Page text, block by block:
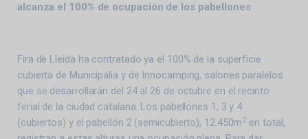
alcanza el 100% de ocupación de los pabellones
Fira de Lleida ha contratado ya el 100% de la superficie
cubierta de Municipalia y de Innocamping, salones paralelos
que se desarrollarán del 24 al 26 de octubre en el recinto
ferial de la ciudad catalana. Los pabellones 1, 3 y 4
(cubiertos) y el pabellón 2 (semicubierto), 12.450m2 en total,